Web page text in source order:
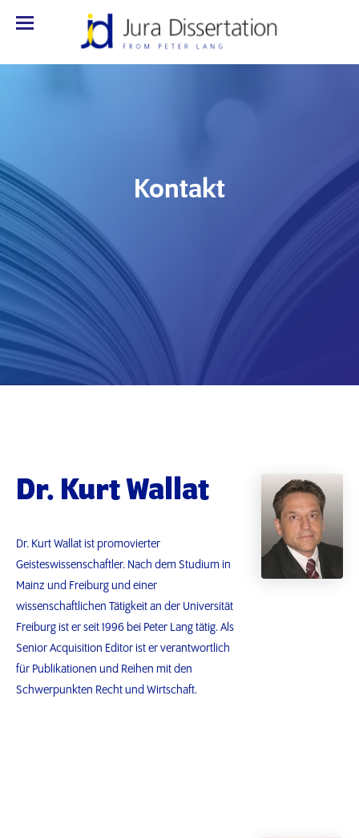
Kontakt
Dr. Kurt Wallat
Dr. Kurt Wallat ist promovierter
Geisteswissenschaftler. Nach dem Studium in
Mainz und Freiburg und einer
wissenschaftlichen Tätigkeit an der Universität
Freiburg ist er seit 1996 bei Peter Lang tätig. Als
Senior Acquisition Editor ist er verantwortlich
für Publikationen und Reihen mit den
Schwerpunkten Recht und Wirtschaft.